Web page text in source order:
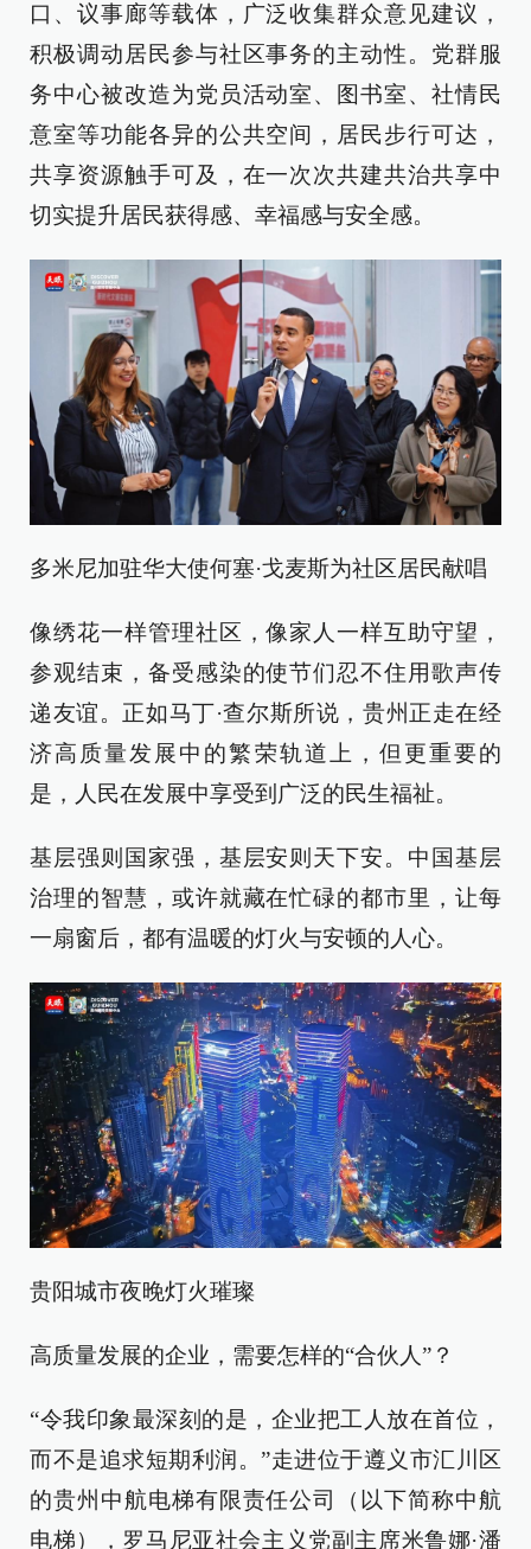
口、议事廊等载体，广泛收集群众意见建议，
积极调动居民参与社区事务的主动性。党群服
务中心被改造为党员活动室、图书室、社情民
意室等功能各异的公共空间，居民步行可达，
共享资源触手可及，在一次次共建共治共享中
切实提升居民获得感、幸福感与安全感。
多米尼加驻华大使何塞·戈麦斯为社区居民献唱
像绣花一样管理社区，像家人一样互助守望，
参观结束，备受感染的使节们忍不住用歌声传
递友谊。正如马丁·查尔斯所说，贵州正走在经
济高质量发展中的繁荣轨道上，但更重要的
是，人民在发展中享受到广泛的民生福祉。
基层强则国家强，基层安则天下安。中国基层
治理的智慧，或许就藏在忙碌的都市里，让每
一扇窗后，都有温暖的灯火与安顿的人心。
贵阳城市夜晚灯火璀璨
高质量发展的企业，需要怎样的“合伙人”？
“令我印象最深刻的是，企业把工人放在首位，
而不是追求短期利润。”走进位于遵义市汇川区
的贵州中航电梯有限责任公司（以下简称中航
电梯），罗马尼亚社会主义党副主席米鲁娜·潘